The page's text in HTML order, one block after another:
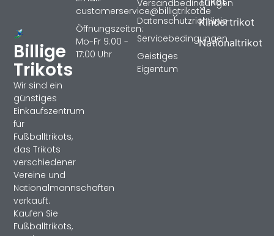
Billige
Trikots
Wir sind ein
günstiges
Einkaufszentrum
für
Fußballtrikots,
das Trikots
verschiedener
Vereine und
Nationalmannschaften
verkauft.
Kaufen Sie
Fußballtrikots,
Kindertrikot
Nationaltrikot
Versandbedingungen
Datenschutzrichtlinie
Servicebedingungen
Geistiges
Eigentum
customerservice@billigtrikotde
Öffnungszeiten:
Mo-Fr 9:00 -
17:00 Uhr